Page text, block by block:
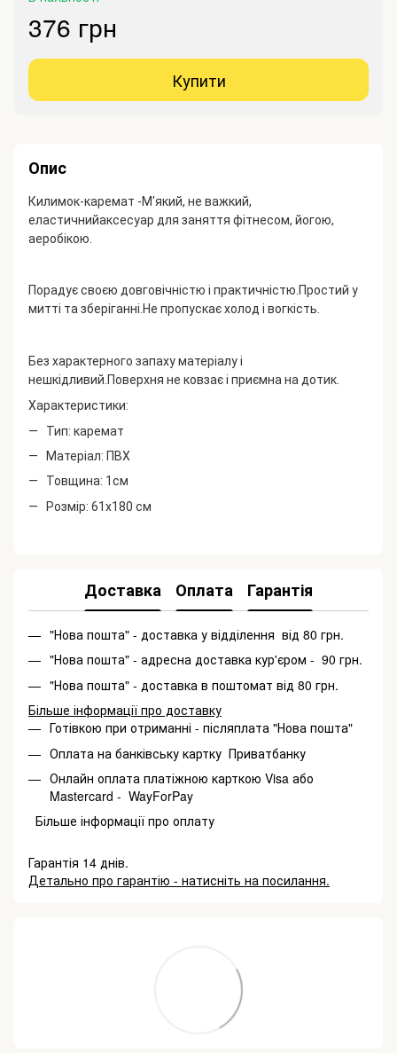
376 грн
Купити
Опис
Килимок-каремат -М'який, не важкий,
еластичнийаксесуар для заняття фітнесом, йогою,
аеробікою.
Порадує своєю довговічністю і практичністю. Простий у
митті та зберіганні. Не пропускає холод і вогкість.
Без характерного запаху матеріалу і
нешкідливий. Поверхня не ковзає і приємна на дотик.
Характеристики:
Тип: каремат
Матеріал: ПВХ
Товщина: 1см
Розмір: 61х180 см
Доставка Оплата Гарантія
"Нова пошта" - доставка у відділення від 80 грн.
"Нова пошта" - адресна доставка кур'єром - 90 грн.
"Нова пошта" - доставка в поштомат від 80 грн.
Більше інформації про доставку
Готівкою при отриманні - післяплата "Нова пошта"
Оплата на банківську картку Приватбанку
Онлайн оплата платіжною карткою Visa або
Mastercard - WayForPay
Більше інформації про оплату
Гарантія 14 днів.
Детально про гарантію - натисніть на посилання.